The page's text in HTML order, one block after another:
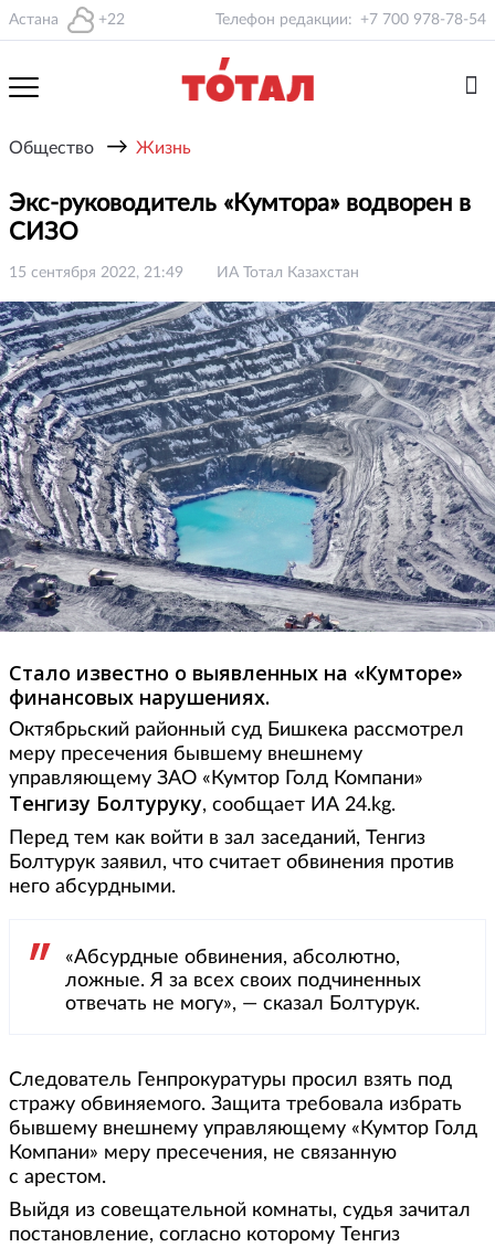
Астана +22 Телефон редакции: +7 700 978-78-54
Общество → Жизнь
Экс-руководитель «Кумтора» водворен в
СИЗО
15 сентября 2022, 21:49 ИА Тотал Казахстан
Стало известно о выявленных на «Кумторе»
финансовых нарушениях.
Октябрьский районный суд Бишкека рассмотрел
меру пресечения бывшему внешнему
управляющему ЗАО «Кумтор Голд Компани»
Тенгизу Болтуруку, сообщает ИА 24.kg.
Перед тем как войти в зал заседаний, Тенгиз
Болтурук заявил, что считает обвинения против
него абсурдными.
«Абсурдные обвинения, абсолютно,
ложные. Я за всех своих подчиненных
отвечать не могу», — сказал Болтурук.
Следователь Генпрокуратуры просил взять под
стражу обвиняемого. Защита требовала избрать
бывшему внешнему управляющему «Кумтор Голд
Компани» меру пресечения, не связанную
с арестом.
Выйдя из совещательной комнаты, судья зачитал
постановление, согласно которому Тенгиз